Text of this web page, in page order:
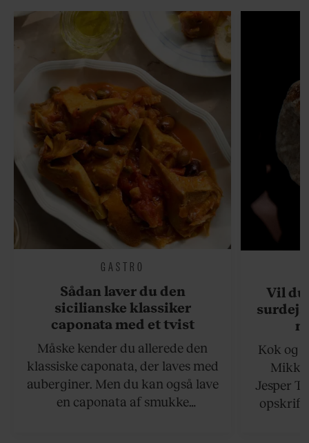
GASTRO
Sådan laver du den
sicilianske klassiker
caponata med et tvist
Måske kender du allerede den
klassiske caponata, der laves med
auberginer. Men du kan også lave
en caponata af smukke
Vil du
Kok og
Jesper
opskrift